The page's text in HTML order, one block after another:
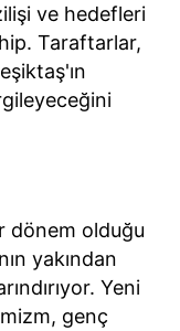
ve hedefleri
Taraftarlar,
dönem olduğu
yakından
Yeni
genç